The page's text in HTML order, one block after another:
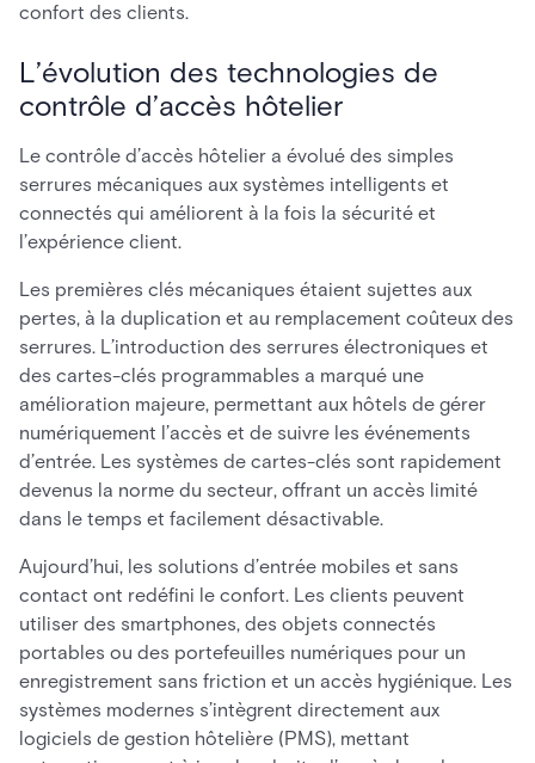
confort des clients.
L’évolution des technologies de
contrôle d’accès hôtelier
Le contrôle d’accès hôtelier a évolué des simples
serrures mécaniques aux systèmes intelligents et
connectés qui améliorent à la fois la sécurité et
l’expérience client.
Les premières clés mécaniques étaient sujettes aux
pertes, à la duplication et au remplacement coûteux des
serrures. L’introduction des serrures électroniques et
des cartes-clés programmables a marqué une
amélioration majeure, permettant aux hôtels de gérer
numériquement l’accès et de suivre les événements
d’entrée. Les systèmes de cartes-clés sont rapidement
devenus la norme du secteur, offrant un accès limité
dans le temps et facilement désactivable.
Aujourd’hui, les solutions d’entrée mobiles et sans
contact ont redéfini le confort. Les clients peuvent
utiliser des smartphones, des objets connectés
portables ou des portefeuilles numériques pour un
enregistrement sans friction et un accès hygiénique. Les
systèmes modernes s’intègrent directement aux
logiciels de gestion hôtelière (PMS), mettant